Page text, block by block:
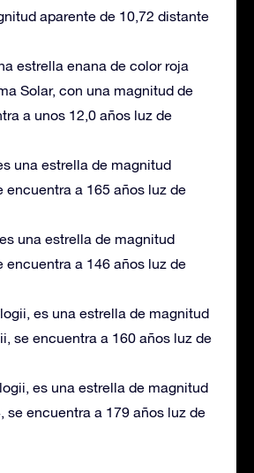
aparente de 10,72 distante
estrella enana de color roja
Solar, con una magnitud de
a unos 12,0 años luz de
una estrella de magnitud
encuentra a 165 años luz de
una estrella de magnitud
encuentra a 146 años luz de
es una estrella de magnitud
se encuentra a 160 años luz de
es una estrella de magnitud
se encuentra a 179 años luz de